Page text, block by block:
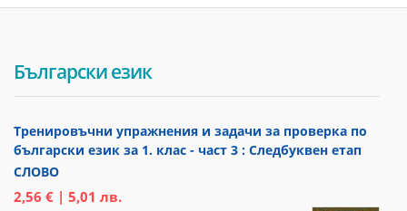
Български език
Тренировъчни упражнения и задачи за проверка по
български език за 1. клас - част 3 : Следбуквен етап
СЛОВО
2,56 € | 5,01 лв.